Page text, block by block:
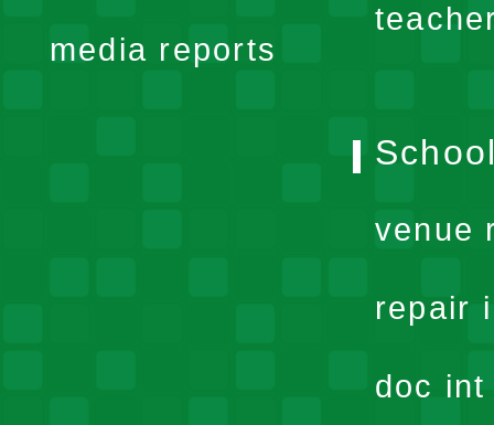
media reports
venue
repair
doc